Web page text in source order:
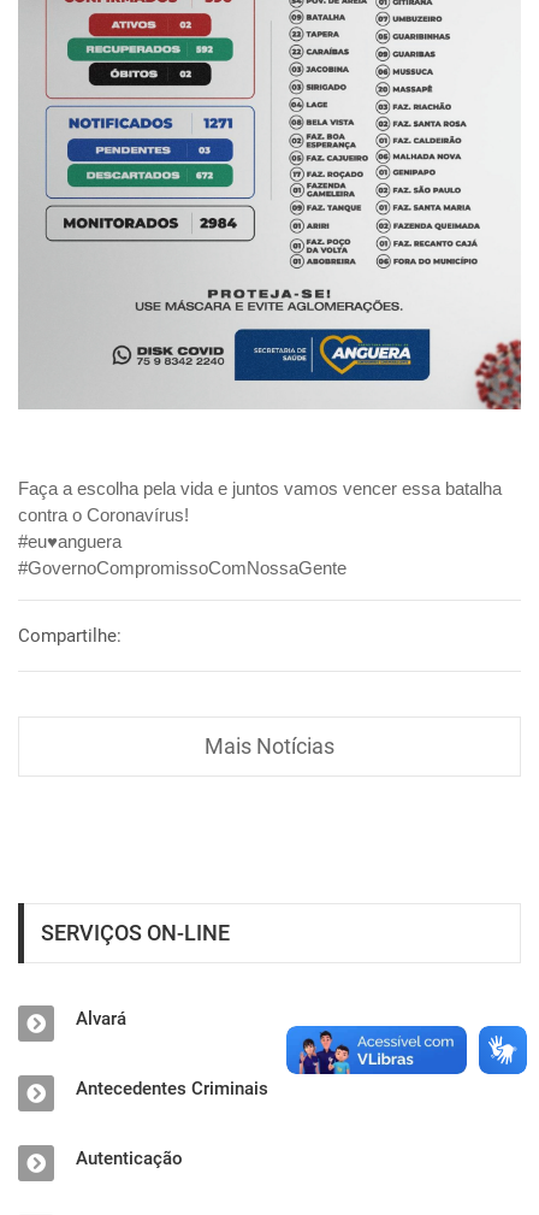
Faça a escolha pela vida e juntos vamos vencer essa batalha
contra o Coronavírus!
#eu♥️anguera
#GovernoCompromissoComNossaGente
Compartilhe:
Mais Notícias
SERVIÇOS ON-LINE
Alvará
Antecedentes Criminais
Autenticação